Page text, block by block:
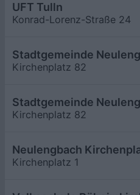
UFT Tulln
Konrad-Lorenz-Straße 24
Stadtgemeinde
Kirchenplatz 82
Stadtgemeinde
Kirchenplatz 82
Neulengbach
Kirchenplatz 1